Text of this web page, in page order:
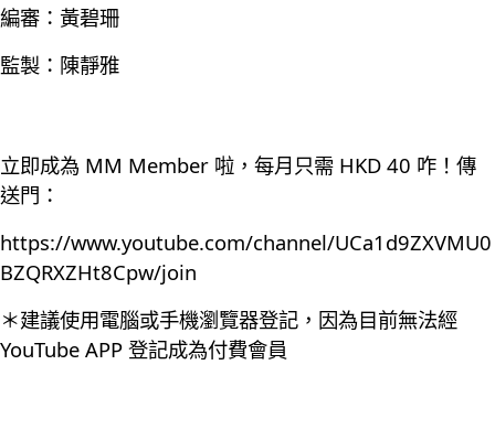
編審：黃碧珊
監製：陳靜雅
立即成為 MM Member 啦，每月只需 HKD 40 咋！傳
送門：
https://www.youtube.com/channel/UCa1d9ZXVMU0
BZQRXZHt8Cpw/join
＊建議使用電腦或手機瀏覽器登記，因為目前無法經
YouTube APP 登記成為付費會員